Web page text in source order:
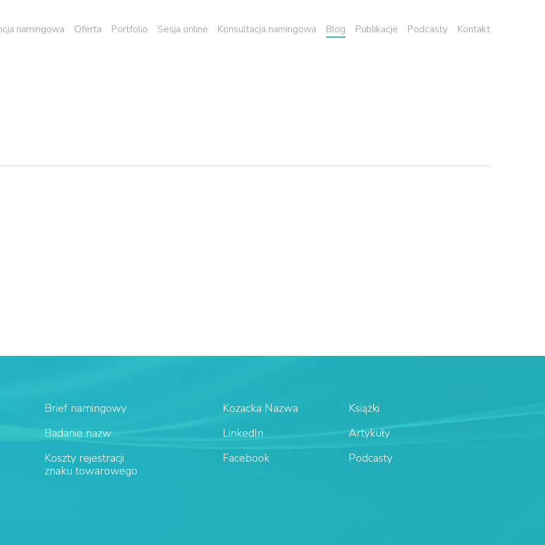
namingowa Oferta Portfolio Sesja online Konsultacja namingowa Blog Publikacje Podcasty Kontakt
Brief namingowy
Badanie nazw
Koszty rejestracji
znaku towarowego
Kozacka Nazwa
LinkedIn
Facebook
Książki
Artykuły
Podcasty